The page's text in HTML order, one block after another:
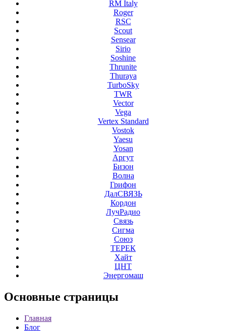
RM Italy
Roger
RSC
Scout
Sensear
Sirio
Soshine
Thrunite
Thuraya
TurboSky
TWR
Vector
Vega
Vertex Standard
Vostok
Yaesu
Yosan
Аргут
Бизон
Волна
Грифон
ДалСВЯЗЬ
Кордон
ЛучРадио
Связь
Сигма
Союз
ТЕРЕК
Хайт
ЦНТ
Энергомаш
Основные страницы
Главная
Блог